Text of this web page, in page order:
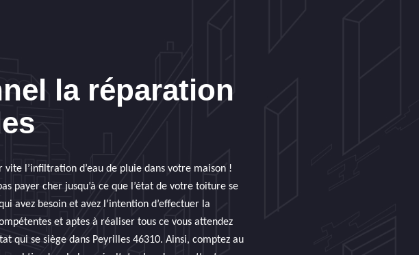
la réparation
l’infiltration d’eau de pluie dans votre maison !
payer cher jusqu’à ce que l’état de votre toiture se
avez besoin et avez l’intention d’effectuer la
et aptes à réaliser tous ce vous attendez
qui se siège dans Peyrilles 46310. Ainsi, comptez au